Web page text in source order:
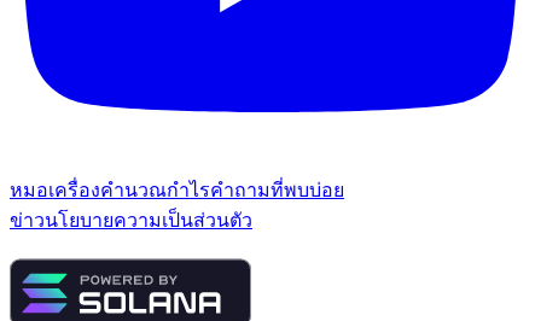
หมอเครื่องคำนวณกำไรคำถามที่พบบ่อย
ข่าวนโยบายความเป็นส่วนตัว